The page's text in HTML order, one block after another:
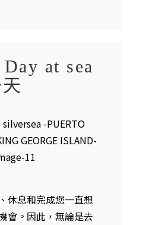
at sea
休息和完成您一直想
會。因此，無論是去